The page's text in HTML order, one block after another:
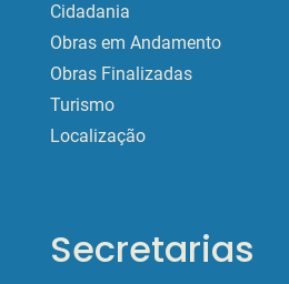
Cidadania
Obras em Andamento
Obras Finalizadas
Turismo
Localização
Secretarias